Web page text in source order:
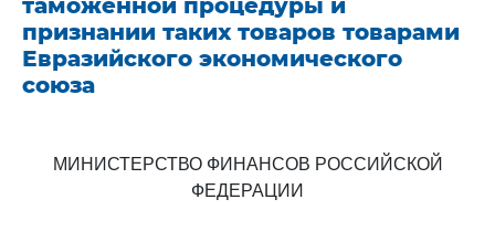
таможенной процедуры и
признании таких товаров товарами
Евразийского экономического
союза
МИНИСТЕРСТВО ФИНАНСОВ РОССИЙСКОЙ
ФЕДЕРАЦИИ